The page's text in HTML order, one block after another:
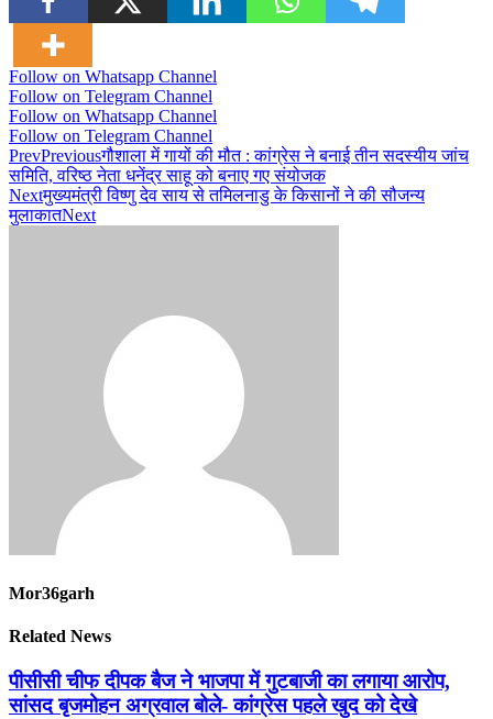
Follow on Whatsapp Channel
Follow on Telegram Channel
Follow on Whatsapp Channel
Follow on Telegram Channel
PrevPreviousगौशाला में गायों की मौत : कांग्रेस ने बनाई तीन सदस्यीय जांच
समिति, वरिष्ठ नेता धनेंद्र साहू को बनाए गए संयोजक
Nextमुख्यमंत्री विष्णु देव साय से तमिलनाडु के किसानों ने की सौजन्य
मुलाकातNext
Mor36garh
Related News
पीसीसी चीफ दीपक बैज ने भाजपा में गुटबाजी का लगाया आरोप,
सांसद बृजमोहन अग्रवाल बोले- कांग्रेस पहले खुद को देखे